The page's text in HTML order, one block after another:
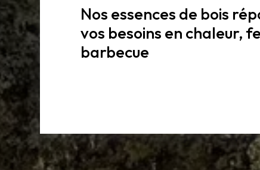
Nos essences de bois
vos besoins en chaleur,
barbecue